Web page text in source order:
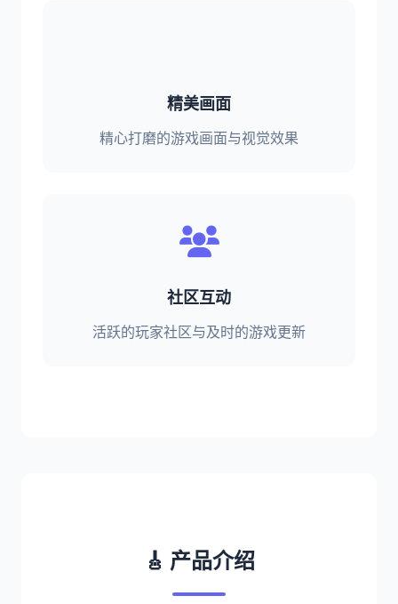
精美画面
精心打磨的游戏画面与视觉效果
社区互动
活跃的玩家社区与及时的游戏更新
🎸 产品介绍